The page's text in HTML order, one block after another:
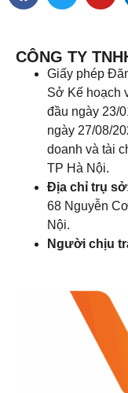
CÔNG TY
Giấy phép
Sở Kế hoạch
đầu ngày 23/
ngày 27/08/
doanh và tài
TP Hà Nội.
Địa chỉ trụ
68 Nguyễn
Nội.
Người chịu